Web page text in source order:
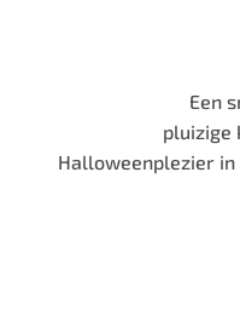
Een
pluizige
Halloweenplezier